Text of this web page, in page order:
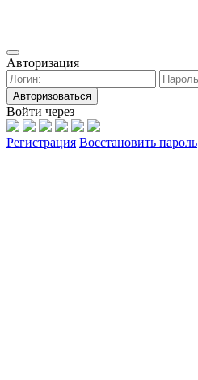
Авторизация
Авторизоваться
Войти через
Регистрация Восстановить пароль